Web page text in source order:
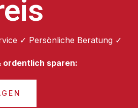
✓ Persönliche Beratung ✓
sparen: